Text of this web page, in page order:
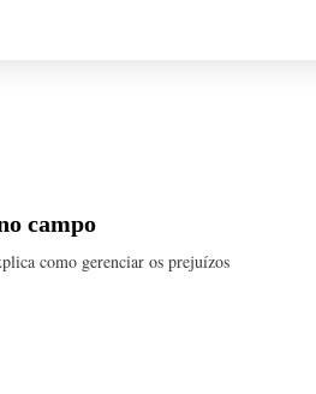
campo
como gerenciar os prejuízos